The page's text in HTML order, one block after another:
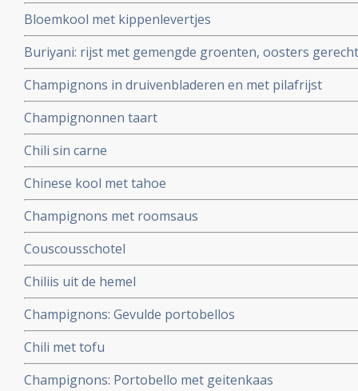
Bloemkool met kippenlevertjes
Buriyani: rijst met gemengde groenten, oosters gerecht
Champignons in druivenbladeren en met pilafrijst
Champignonnen taart
Chili sin carne
Chinese kool met tahoe
Champignons met roomsaus
Couscousschotel
Chiliis uit de hemel
Champignons: Gevulde portobellos
Chili met tofu
Champignons: Portobello met geitenkaas